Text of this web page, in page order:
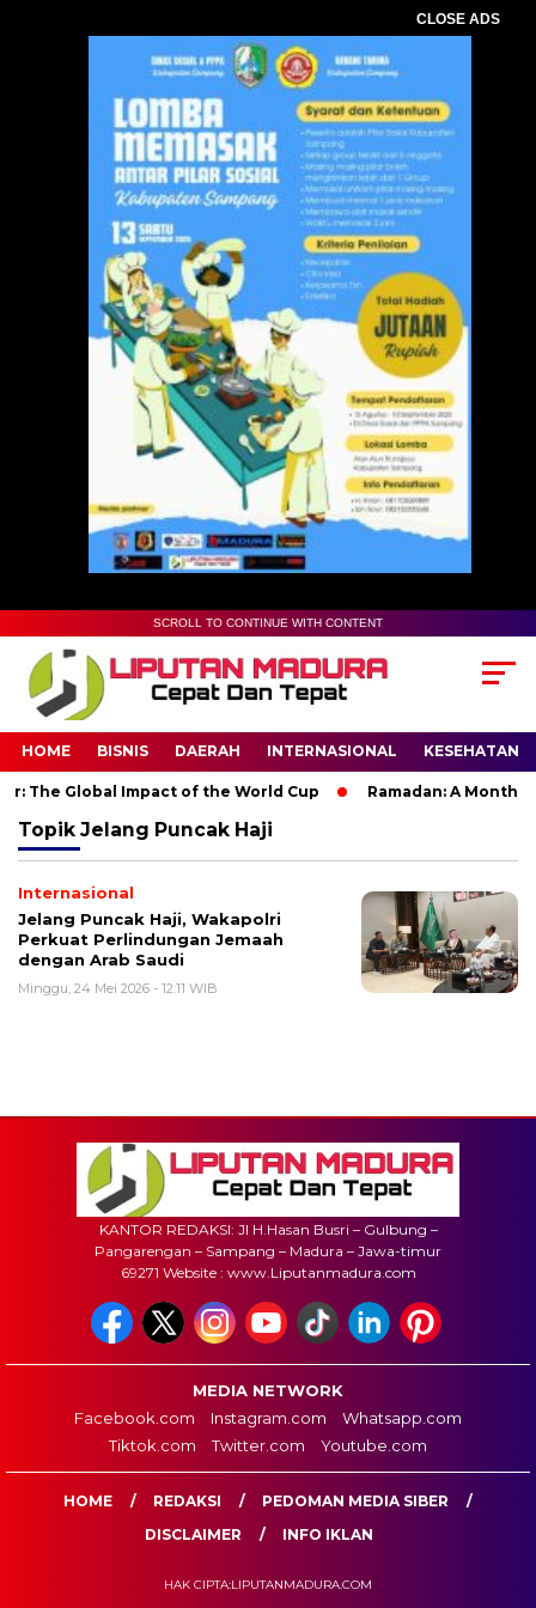
CLOSE ADS
SCROLL TO CONTINUE WITH CONTENT
HOME BISNIS DAERAH INTERNASIONAL KESEHATAN
The Global Impact of the World Cup Ramadan: A Month
Topik Jelang Puncak Haji
Internasional
Jelang Puncak Haji, Wakapolri
Perkuat Perlindungan Jemaah
dengan Arab Saudi
Minggu, 24 Mei 2026 - 12:11 WIB
KANTOR REDAKSI: Jl H.Hasan Busri – Gulbung –
Pangarengan – Sampang – Madura – Jawa-timur
69271 Website : www.Liputanmadura.com
MEDIA NETWORK
Facebook.com
Instagram.com
Whatsapp.com
Tiktok.com
Twitter.com Youtube.com
HOME REDAKSI
PEDOMAN MEDIA SIBER
DISCLAIMER
INFO IKLAN
HAK CIPTA:LIPUTANMADURA.COM